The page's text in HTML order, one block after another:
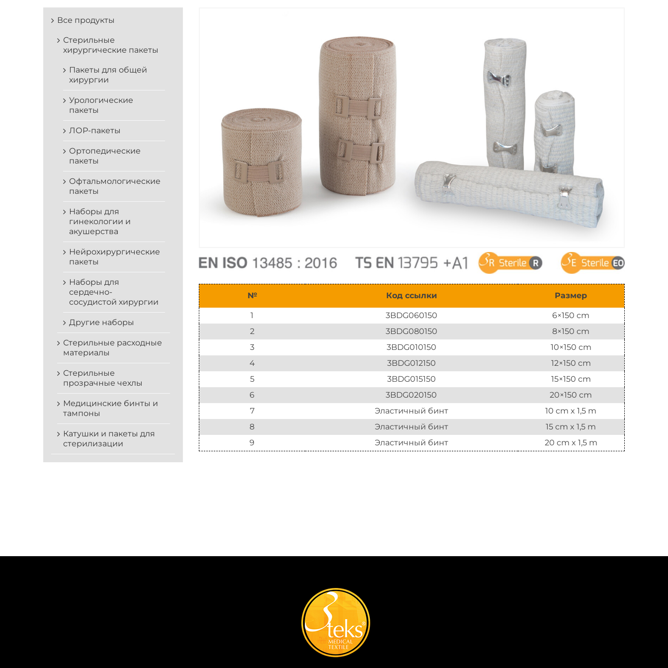
№ Код ссылки Размер
1 3BDG060150
6×150 cm
2
3BDG080150
8×150 cm
3
3BDG010150
10×150 cm
4
3BDG012150
12×150 cm
5
3BDG015150
15×150 cm
6
3BDG020150
20×150 cm
7
Эластичный бинт
10 cm x 1,5 m
8
Эластичный бинт
15 cm x 1,5 m
9
Эластичный бинт 20 cm x 1,5 m
Все продукты
Стерильные
хирургические пакеты
Пакеты для общей
хирургии
Урологические
пакеты
ЛОР-пакеты
Ортопедические
пакеты
Офтальмологические
пакеты
Наборы для
гинекологии и
акушерства
Нейрохирургические
пакеты
Наборы для
сердечно-
сосудистой хирургии
Другие наборы
Стерильные расходные
материалы
Стерильные
прозрачные чехлы
Медицинские бинты и
тампоны
Катушки и пакеты для
стерилизации